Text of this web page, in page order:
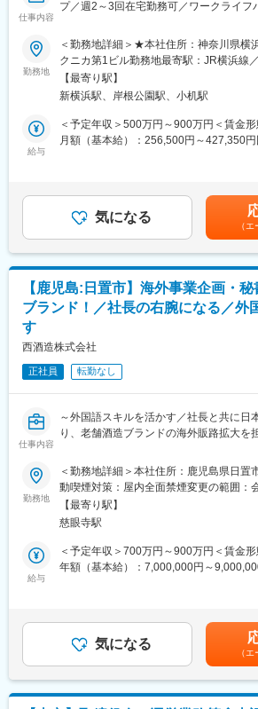
・上位者視点で物事を先読みし、主体的
・ホスピタリティ精神
◆組織構成
管理職2名＋一般社員5名の計7名（30代
※半導体デバイスの製造工程では、フォト
「半導体用フォトレジスト製品」はグロ
100選に認定。海外の売上比率は全体売
り、アジアを中心に北米・ヨーロッパの
ールド。海外を主戦場とした新規事業を
に資金と人材を投資する動きも活発化。
積極的です。
フォトレジストの性能を高めると、より
史に貢献してきました。そして、今後の
価値を世の中へ発信し続けていくことが
変更の範囲：会社の定める業務
仕事内容
プ／週2～3回在宅勤務可／ワークライフ
■業務内容
当社の役員秘書として、以下の業務をお
（1）スケジュール管理、国内・海外の
ト調整、電話応対、資料作成、挨拶状、
（2）重要クライント訪問に際して役員
営業担当者及び関連部署とのコミュニケ
す。
残業時間は10～15時間程度とワークラ
き方が可能です。
（4）制服はなく、オフィスカジュアル
■募集ポジションについて：
職場環境は、元気・活気が溢れる、穏や
にも、「失敗を恐れずにチャレンジする
で業務に取り組んでいます。全員が同じ
■特徴・魅力：
・顧客は日本を代表する大手メーカーが
績を伸ばしています。
・いわゆる汎用メモリ等は扱っていない
の販売手法では勝負していません。
日本でまだ知られていない海外の高付加
また、製品毎に技術部隊も存在しており
いる点も顧客からの圧倒的な信頼感を勝
出社と在宅勤務のハイブリッドです。週
可能です。
勤務地
＜勤務地詳細＞★本社住所：神奈川県横
クニカ第1ビル勤務地最寄駅：JR横浜線
策：敷地内全面禁煙変更の範囲：株式会
る営業所・事業所）、 関連会社、及び労
【最寄り駅】
新横浜駅、岸根公園駅、小机駅
給与
＜予定年収＞500万円～900万円＜賃金
月額（基本給）：256,500円～427,350円
加給として20時間/月分を定額支給、超過
与：年2回 ※5.6ヵ月（一律支給）に加え
支給がございます。賃金はあくまでも目
通じて上下する可能性があります。月給
表記です。
気になる
（
【鹿児島:日置市】海外事業企画・
ブランド！／社長の右腕になる／外
す
西酒造株式会社
正社員 転勤なし
仕事内容
～外国語スキルを活かす／社長と共に日
り、老舗酒造ブランドの海外販路拡大を
■当社について：
◇当社は「富乃宝山」「吉兆宝山」など
る1845年創業の酒造メーカーです。
◇現在焼酎／日本酒／ウイスキー／ワイ
フト規模ながら唯一無二の取り組みで国
く評価されています。
◇海外市場の販路拡大を企画、推進を担
酒文化を世界での定着を目指します。
※展開のメインターゲットとなる市場は
勤務地
＜勤務地詳細＞本社住所：鹿児島県日置
動喫煙対策：屋内全面禁煙変更の範囲：
【最寄り駅】
慈眼寺駅
給与
＜予定年収＞700万円～900万円＜賃金
年額（基本給）：7,000,000円～
気になる
（